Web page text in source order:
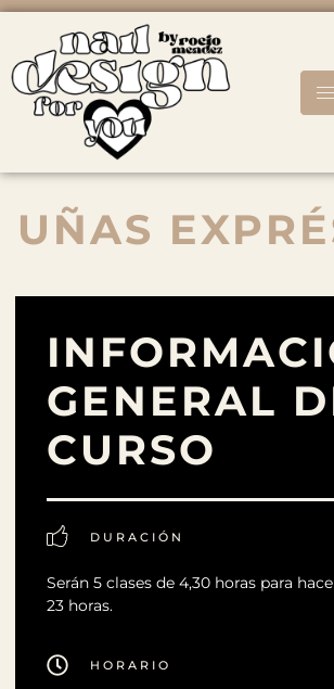
UÑAS
GENERAL
CURSO
DURACIÓN
Serán 5 clases de 4,30 horas para
23 horas.
HORARIO